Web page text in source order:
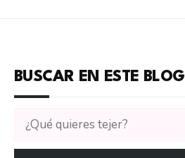
BUSCAR EN ESTE BLOG
Buscar
tutoriales
en